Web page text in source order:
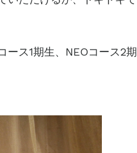
ス1期生、NEOコース2